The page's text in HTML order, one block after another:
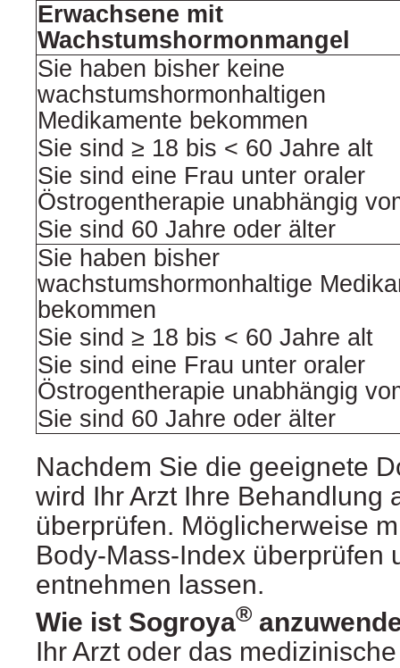
Erwachsene mit
Wachstumshormonmangel
Sie haben bisher keine
wachstumshormonhaltigen
Medikamente bekommen
Sie sind ≥ 18 bis < 60 Jahre alt
Sie sind eine Frau unter oraler
Östrogentherapie unabhängig
Sie sind 60 Jahre oder älter
Sie haben bisher
wachstumshormonhaltige
bekommen
Sie sind ≥ 18 bis < 60 Jahre alt
Sie sind eine Frau unter oraler
Östrogentherapie unabhängig
Sie sind 60 Jahre oder älter
Nachdem Sie die geeignete
wird Ihr Arzt Ihre Behandlung
überprüfen. Möglicherweise
Body-Mass-Index überprüfen
entnehmen lassen.
Wie ist Sogroya®
Ihr Arzt oder das